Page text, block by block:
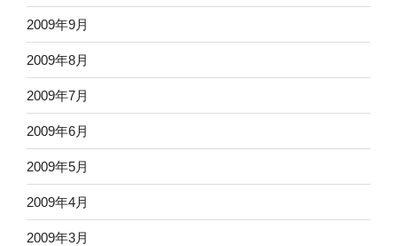
2009年9月
2009年8月
2009年7月
2009年6月
2009年5月
2009年4月
2009年3月